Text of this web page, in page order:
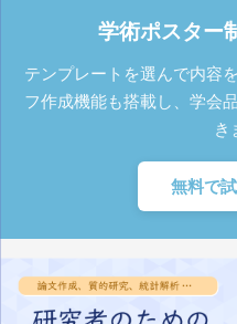
学術ポスター
テンプレートを選んで内容
フ作成機能も搭載し、学会
き
無料で